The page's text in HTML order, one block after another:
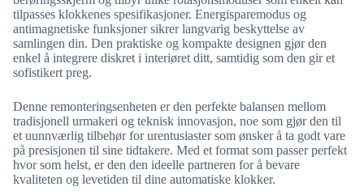
tilpasses klokkenes spesifikasjoner. Energisparemodus og
antimagnetiske funksjoner sikrer langvarig beskyttelse av
samlingen din. Den praktiske og kompakte designen gjør den
enkel å integrere diskret i interiøret ditt, samtidig som den gir et
sofistikert preg.
Denne remonteringsenheten er den perfekte balansen mellom
tradisjonell urmakeri og teknisk innovasjon, noe som gjør den til
et uunnværlig tilbehør for urentusiaster som ønsker å ta godt vare
på presisjonen til sine tidtakere. Med et format som passer perfekt
hvor som helst, er den den ideelle partneren for å bevare
kvaliteten og levetiden til dine automatiske klokker.